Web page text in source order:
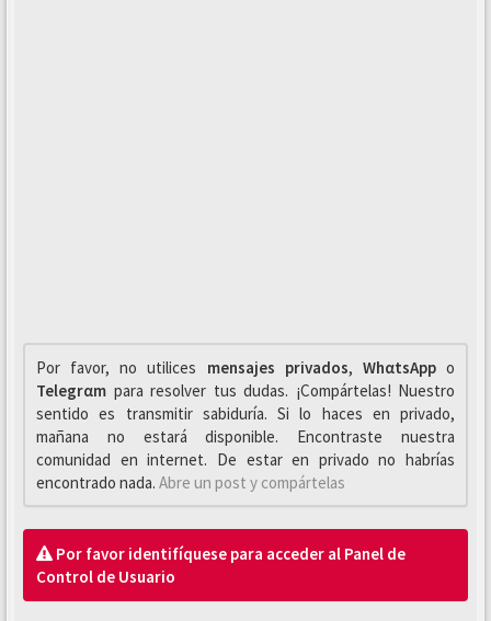
Por favor, no utilices mensajes privados, WhαtsAppo
Telegrαm para resolver tus dudas. ¡Compártelas! Nuestro
sentido es transmitir sabiduría. Si lo haces en privado,
mañana no estará disponible. Encontraste nuestra
comunidad en internet. De estar en privado no habrías
encontrado nada. Abre un post y compártelas
Por favor identifíquese para acceder al Panel de
Control de Usuario